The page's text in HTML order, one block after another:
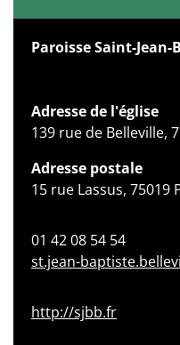
Paroisse Saint-
Adresse de l'église
139 rue de Belleville,
Adresse postale
15 rue Lassus, 75019
01 42 08 54 54
st.jean-
http://sjbb.fr